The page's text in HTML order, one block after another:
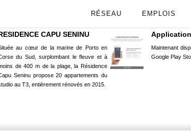
RÉSEAU EMPLOIS
CAPU SENINU
au cœur de la marine de Porto en
du Sud, surplombant le fleuve et à
de 400 m de la plage, la Résidence
Seninu propose 20 appartements du
au T3, entièrement rénovés en 2015.
Maintenant
Google Play